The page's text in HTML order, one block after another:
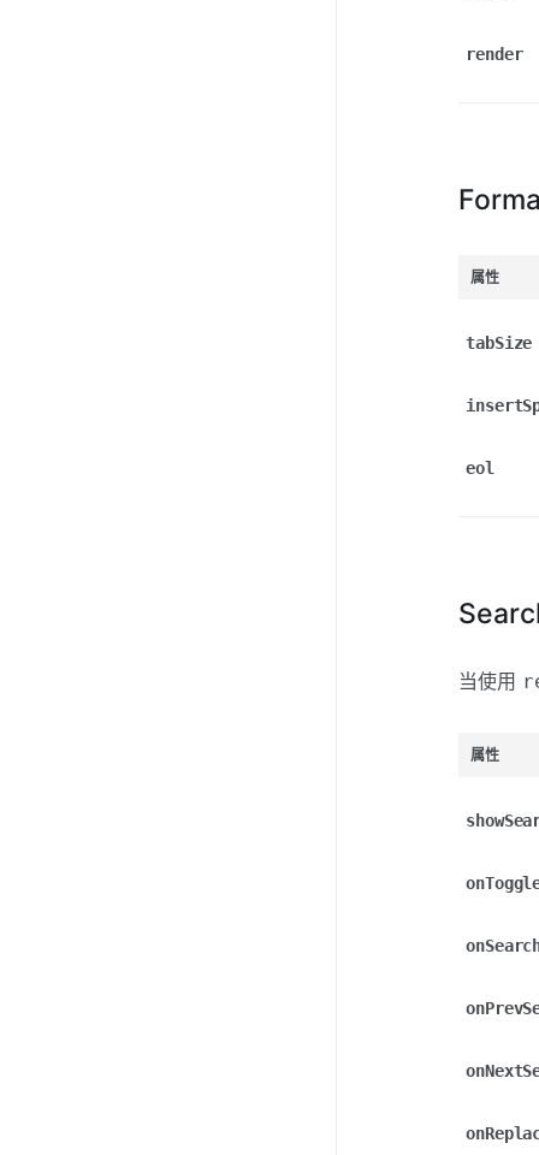
render
属性
tabSize
eol
当使用
属性